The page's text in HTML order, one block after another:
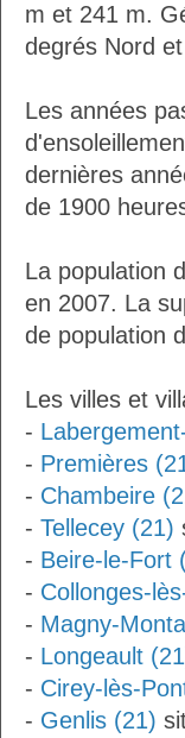
m et 241 m.
degrés Nord
Les années
dernières
de 1900
La population
en 2007. La
de population
Les villes et
-
- Premières
- Chambeire
- Tellecey (21)
- Beire-le-Fort
- Collonges-
- Magny-
- Longeault
- Cirey-lès-
- Genlis (21)